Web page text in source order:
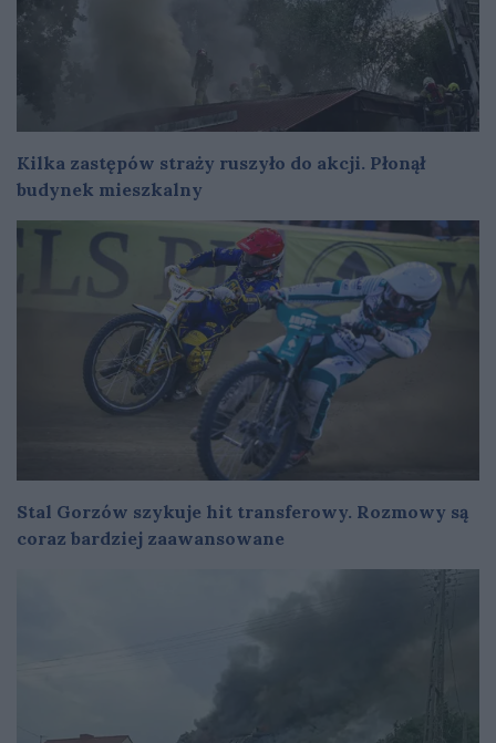
Kilka zastępów straży ruszyło do akcji. Płonął
budynek mieszkalny
Stal Gorzów szykuje hit transferowy. Rozmowy są
coraz bardziej zaawansowane